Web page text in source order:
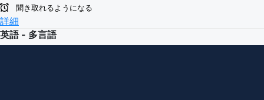
聞き取れるようになる
詳細
英語 - 多言語